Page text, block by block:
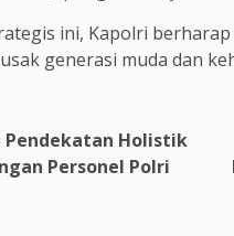
ini, Kapolri
generasi muda dan
Pendekatan Holistik
Personel Polri